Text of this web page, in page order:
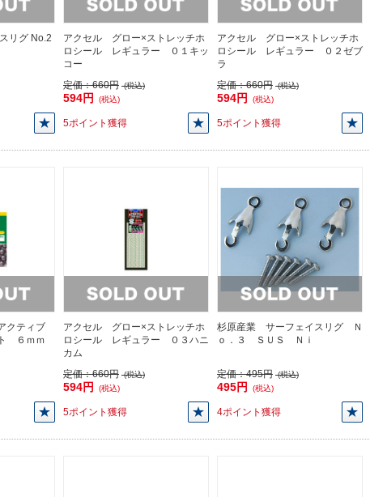
リグ No.2
アクセル グロー×ストレッチホ
ロシール レギュラー ０１キッ
コー
定価：660円 (税込)
594円 (税込)
5ポイント獲得
アクセル グロー×ストレッチホ
ロシール レギュラー ０２ゼブ
ラ
定価：660円 (税込)
594円 (税込)
5ポイント獲得
クティブ
６ｍｍ
アクセル グロー×ストレッチホ
ロシール レギュラー ０３ハニ
カム
定価：660円 (税込)
594円 (税込)
5ポイント獲得
杉原産業 サーフェイスリグ Ｎ
ｏ．３ ＳＵＳ Ｎｉ
定価：495円 (税込)
495円 (税込)
4ポイント獲得